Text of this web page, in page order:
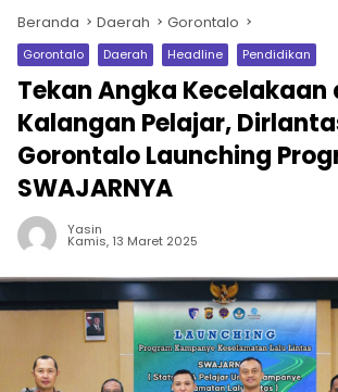
Beranda Daerah Gorontalo
Gorontalo Daerah Headline Pendidikan
Tekan Angka Kecelakaan
Kalangan Pelajar,
Gorontalo Launching
SWAJARNYA
Yasin
Kamis, 13 Maret 2025